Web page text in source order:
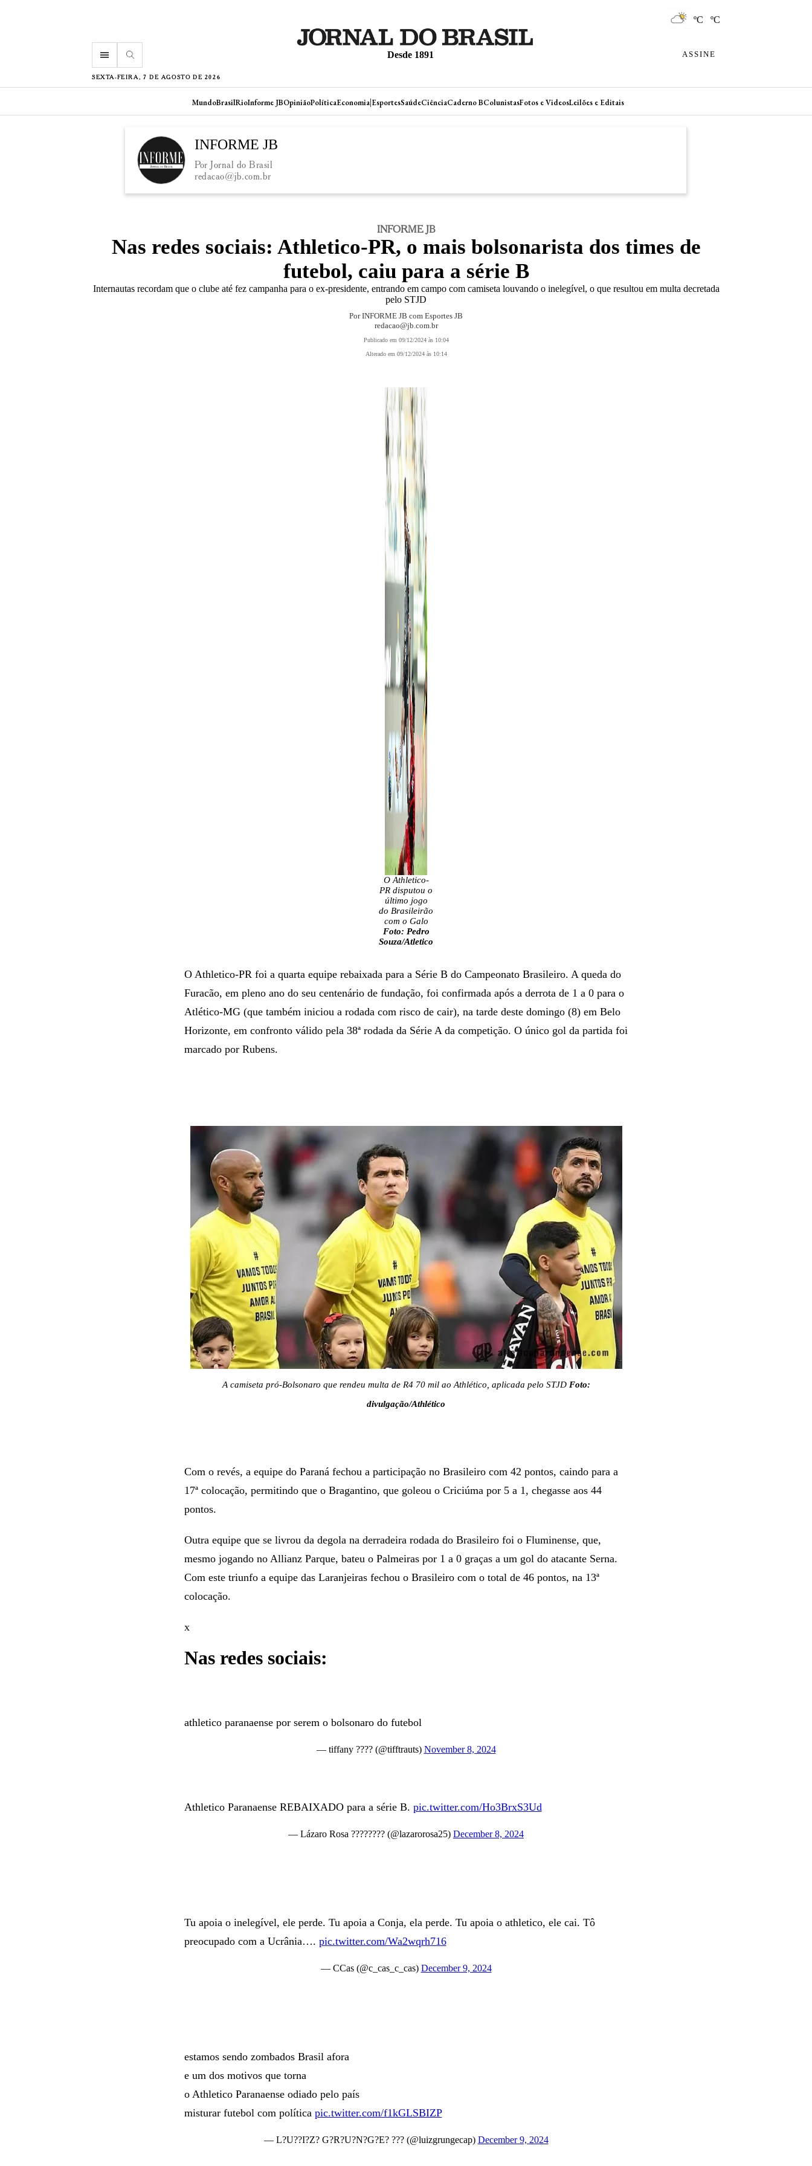
ºC ºC
menu Desde 1891 ASSINE
SEXTA-FEIRA, 7 DE AGOSTO DE 2026
MundoBrasilRioInforme JBOpiniãoPolíticaEconomia|EsportesSaúdeCiênciaCaderno BColunistasFotos e VideosLeilões e Editais
INFORME JB
Por Jornal do Brasil
redacao@jb.com.br
INFORME JB
Nas redes sociais: Athletico-PR, o mais bolsonarista dos times de
futebol, caiu para a série B
Internautas recordam que o clube até fez campanha para o ex-presidente, entrando em campo com camiseta louvando o inelegível, o que resultou em multa decretada
pelo STJD
Por INFORME JB com Esportes JB
redacao@jb.com.br
Publicado em 09/12/2024 às 10:04
Alterado em 09/12/2024 às 10:14
O Athletico-
PR disputou o
último jogo
do Brasileirão
com o Galo
Foto: Pedro
Souza/Atletico
O Athletico-PR foi a quarta equipe rebaixada para a Série B do Campeonato Brasileiro. A queda do
Furacão, em pleno ano do seu centenário de fundação, foi confirmada após a derrota de 1 a 0 para o
Atlético-MG (que também iniciou a rodada com risco de cair), na tarde deste domingo (8) em Belo
Horizonte, em confronto válido pela 38ª rodada da Série A da competição. O único gol da partida foi
marcado por Rubens.
A camiseta pró-Bolsonaro que rendeu multa de R4 70 mil ao Athlético, aplicada pelo STJD Foto:
divulgação/Athlético
Com o revés, a equipe do Paraná fechou a participação no Brasileiro com 42 pontos, caindo para a
17ª colocação, permitindo que o Bragantino, que goleou o Criciúma por 5 a 1, chegasse aos 44
pontos.
Outra equipe que se livrou da degola na derradeira rodada do Brasileiro foi o Fluminense, que,
mesmo jogando no Allianz Parque, bateu o Palmeiras por 1 a 0 graças a um gol do atacante Serna.
Com este triunfo a equipe das Laranjeiras fechou o Brasileiro com o total de 46 pontos, na 13ª
colocação.
x
Nas redes sociais:
athletico paranaense por serem o bolsonaro do futebol
— tiffany ???? (@tifftrauts) November 8, 2024
Athletico Paranaense REBAIXADO para a série B. pic.twitter.com/Ho3BrxS3Ud
— Lázaro Rosa ???????? (@lazarorosa25) December 8, 2024
Tu apoia o inelegível, ele perde. Tu apoia a Conja, ela perde. Tu apoia o athletico, ele cai. Tô
preocupado com a Ucrânia…. pic.twitter.com/Wa2wqrh716
— CCas (@c_cas_c_cas) December 9, 2024
estamos sendo zombados Brasil afora
e um dos motivos que torna
o Athletico Paranaense odiado pelo país
misturar futebol com política pic.twitter.com/f1kGLSBIZP
— L?U??I?Z? G?R?U?N?G?E? ??? (@luizgrungecap) December 9, 2024